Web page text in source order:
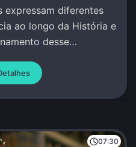
expressam diferentes
ao longo da História e
desse
07:30